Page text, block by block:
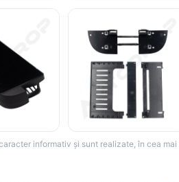
informativ și sunt realizate, în cea mai